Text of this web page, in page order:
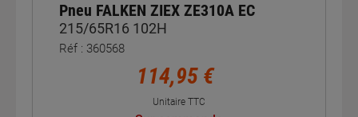
Pneu FALKEN ZIEX ZE310A EC
215/65R16 102H
Réf : 360568
114,95 €
Unitaire TTC